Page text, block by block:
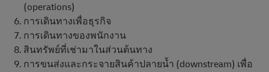
(operations)
การเดินทางเพื่อธุรกิจ
การเดินทางของพนักงาน
สินทรัพย์ที่เช่ามาในส่วนต้นทาง
การขนส่งและกระจายสินค้าปลายน้ำ (downstream) เพื่อ